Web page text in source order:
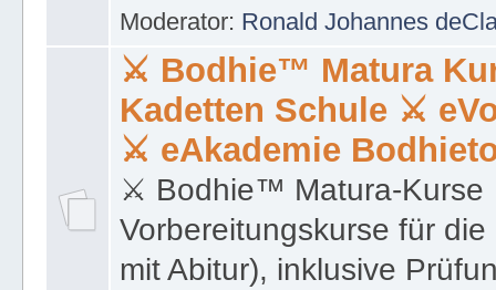
Moderator: Ronald Johannes
⚔ Bodhie™ Matura
Kadetten Schule ⚔
⚔ eAkademie
⚔ Bodhie™ Matura-Kurse
Vorbereitungskurse für
mit Abitur), inklusive